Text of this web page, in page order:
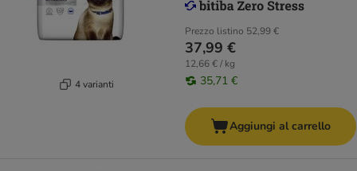
4 varianti
Prezzo listino 52,99 €
37,99 €
12,66 € / kg
35,71 €
Aggiungi al carrello